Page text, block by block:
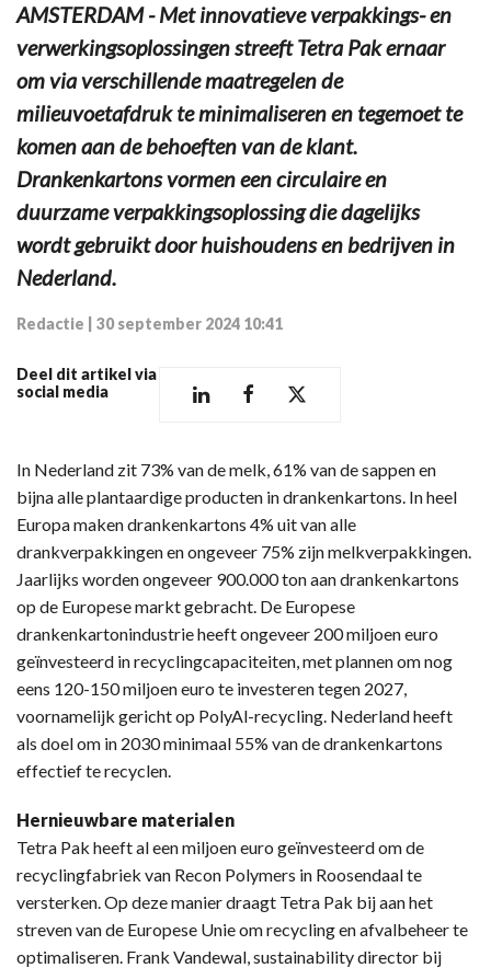
AMSTERDAM - Met innovatieve verpakkings- en
verwerkingsoplossingen streeft Tetra Pak ernaar
om via verschillende maatregelen de
milieuvoetafdruk te minimaliseren en tegemoet te
komen aan de behoeften van de klant.
Drankenkartons vormen een circulaire en
duurzame verpakkingsoplossing die dagelijks
wordt gebruikt door huishoudens en bedrijven in
Nederland.
Redactie 30 september 2024 10:41
Deel dit artikel via
social media
In Nederland zit 73% van de melk, 61% van de sappen en
bijna alle plantaardige producten in drankenkartons. In heel
Europa maken drankenkartons 4% uit van alle
drankverpakkingen en ongeveer 75% zijn melkverpakkingen.
Jaarlijks worden ongeveer 900.000 ton aan drankenkartons
op de Europese markt gebracht. De Europese
drankenkartonindustrie heeft ongeveer 200 miljoen euro
geïnvesteerd in recyclingcapaciteiten, met plannen om nog
eens 120-150 miljoen euro te investeren tegen 2027,
voornamelijk gericht op PolyAl-recycling. Nederland heeft
als doel om in 2030 minimaal 55% van de drankenkartons
effectief te recyclen.
Hernieuwbare materialen
Tetra Pak heeft al een miljoen euro geïnvesteerd om de
recyclingfabriek van Recon Polymers in Roosendaal te
versterken. Op deze manier draagt Tetra Pak bij aan het
streven van de Europese Unie om recycling en afvalbeheer te
optimaliseren. Frank Vandewal, sustainability director bij